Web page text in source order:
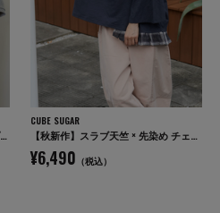
【秋新作】ダンボールニット 変形 プルオーバー
CUBE SUGAR
【秋新作】スラブ天竺 × 先染め チェック 裾フリル リメイク風 プルオーバー Tシャツ
¥6,490 （税込）